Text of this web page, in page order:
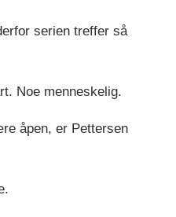
serien treffer så
Noe menneskelig.
åpen, er Pettersen